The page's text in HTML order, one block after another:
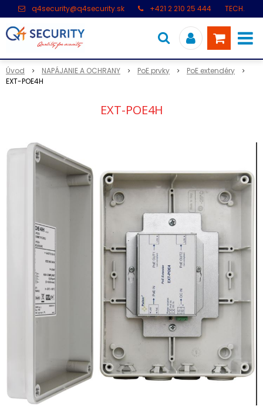
q4security@q4security.sk +421 2 210 25 444
TECH.
Úvod NAPÁJANIE A OCHRANY PoE prvky
PoE extendéry
EXT-POE4H
EXT-POE4H